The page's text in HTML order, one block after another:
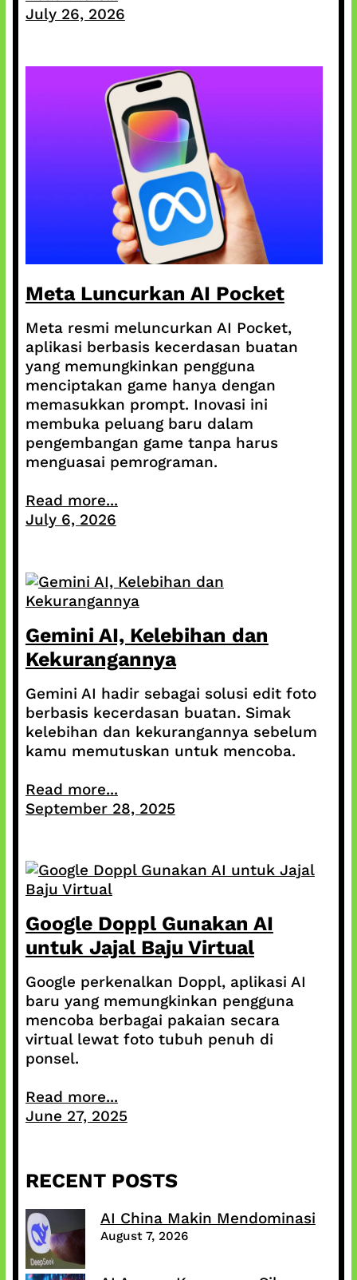
July 26, 2026
Meta Luncurkan AI Pocket
Meta resmi meluncurkan AI Pocket,
aplikasi berbasis kecerdasan buatan
yang memungkinkan pengguna
menciptakan game hanya dengan
memasukkan prompt. Inovasi ini
membuka peluang baru dalam
pengembangan game tanpa harus
menguasai pemrograman.
Read more...
July 6, 2026
Gemini AI, Kelebihan dan
Kekurangannya
Gemini AI hadir sebagai solusi edit foto
berbasis kecerdasan buatan. Simak
kelebihan dan kekurangannya sebelum
kamu memutuskan untuk mencoba.
Read more...
September 28, 2025
Google Doppl Gunakan AI
untuk Jajal Baju Virtual
Google perkenalkan Doppl, aplikasi AI
baru yang memungkinkan pengguna
mencoba berbagai pakaian secara
virtual lewat foto tubuh penuh di
ponsel.
Read more...
June 27, 2025
RECENT POSTS
AI China Makin Mendominasi
August 7, 2026